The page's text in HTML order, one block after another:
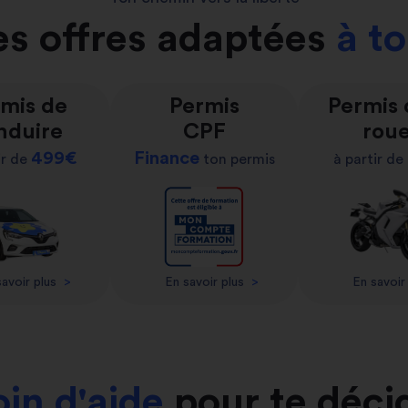
offres adaptées à
de
de 499€
plus >
Permis
CPF
Financeton permis
En savoir plus >
Permis
à partir de
En savoir